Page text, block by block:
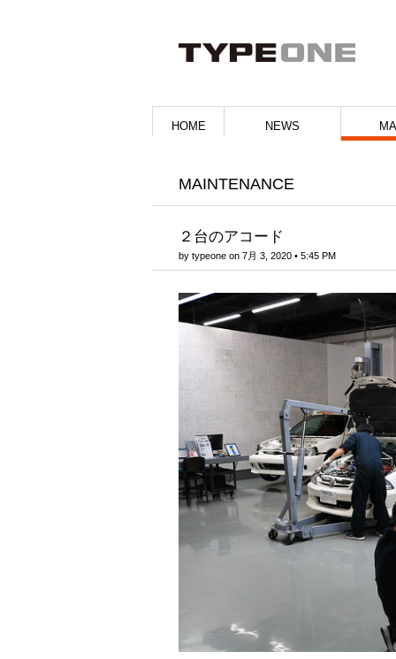
HOME NEWS
MAINTENANCE
２台のアコード
by typeone on 7月 3, 2020 • 5:45 PM